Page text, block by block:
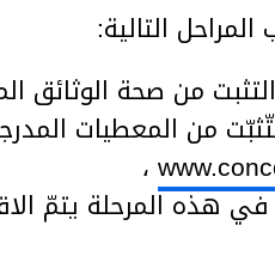
التالية:
من المعطيات
،
هذه المرحلة يتمّ